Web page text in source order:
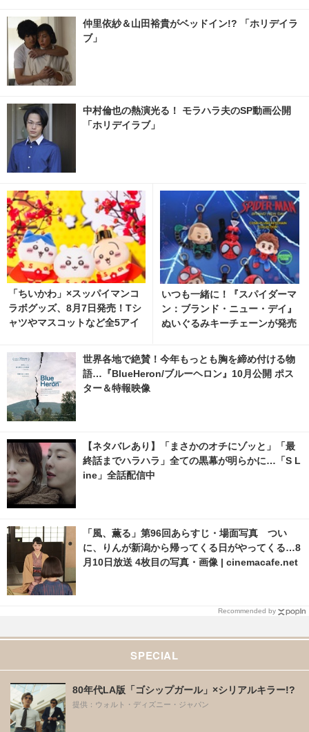
仲里依紗＆山田裕貴がベッドイン!? 「ホリデイラ
ブ」
中村倫也の熱演光る！ モラハラ夫のSP動画公開
「ホリデイラブ」
「ちいかわ」×スッパイマンコ
ラボグッズ、8月7日発売！Tシ
ャツやマスコットなど全5アイ
いつも一緒に！『スパイダーマ
ン：ブランド・ニュー・デイ』
ぬいぐるみキーチェーンが発売
世界各地で絶賛！今年もっとも胸を締め付ける物
語…『BlueHeron/ブルーヘロン』10月公開 ポス
ター＆特報映像
【ネタバレあり】「まさかのオチにゾッと」「最
終話までハラハラ」全ての黒幕が明らかに…「S L
ine」全話配信中
「風、薫る」第96回あらすじ・場面写真 つい
に、りんが新潟から帰ってくる日がやってくる…8
月10日放送 4枚目の写真・画像 | cinemacafe.net
Recommended by
SPECIAL
80年代LA版「ゴシップガール」×シリアルキラー!?
提供：ウォルト・ディズニー・ジャパン